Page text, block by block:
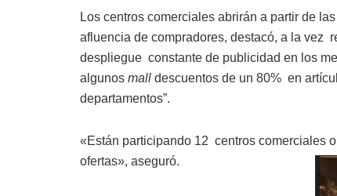
Los centros comerciales abrirán a partir de
afluencia de compradores, destacó, a la vez
despliegue constante de publicidad en los
algunos mall descuentos de un 80% en
departamentos”.
«Están participando 12 centros comerciales o
ofertas», aseguró.